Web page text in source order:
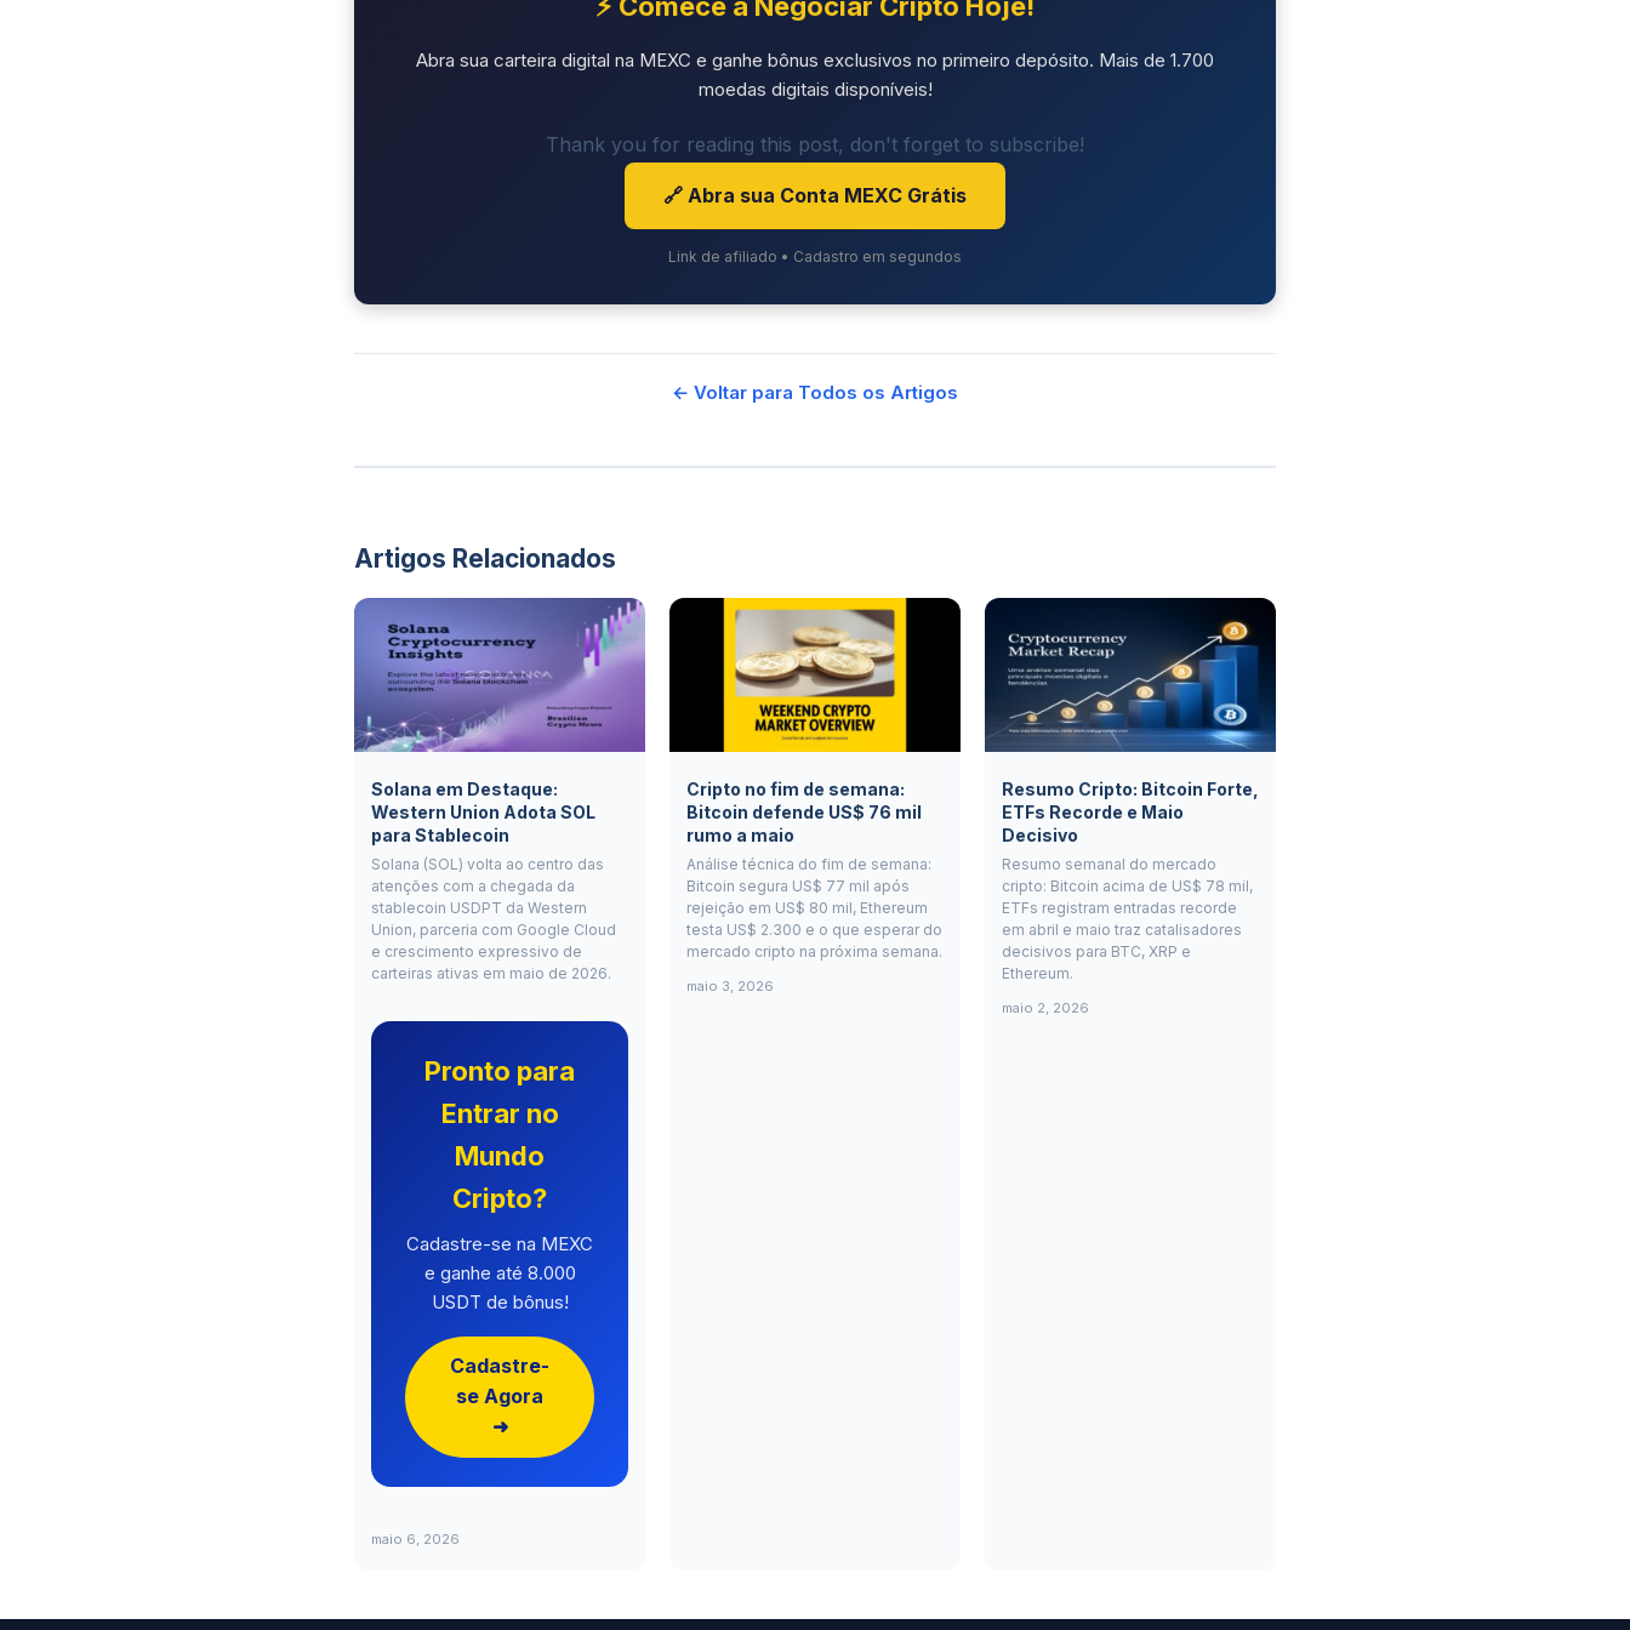
⚡ Comece a Negociar Cripto Hoje!
Abra sua carteira digital na MEXC e ganhe bônus exclusivos no primeiro depósito. Mais de 1.700
moedas digitais disponíveis!
Thank you for reading this post, don't forget to subscribe!
🔗 Abra sua Conta MEXC Grátis
Link de afiliado • Cadastro em segundos
← Voltar para Todos os Artigos
Artigos Relacionados
Solana em Destaque:
Western Union Adota SOL
para Stablecoin
Solana (SOL) volta ao centro das
atenções com a chegada da
stablecoin USDPT da Western
Union, parceria com Google Cloud
e crescimento expressivo de
carteiras ativas em maio de 2026.
Pronto para
Entrar no
Mundo
Cripto?
Cadastre-se na MEXC
e ganhe até 8.000
USDT de bônus!
Cadastre-
se Agora
➜
maio 6, 2026
Cripto no fim de semana:
Bitcoin defende US$ 76 mil
rumo a maio
Análise técnica do fim de semana:
Bitcoin segura US$ 77 mil após
rejeição em US$ 80 mil, Ethereum
testa US$ 2.300 e o que esperar do
mercado cripto na próxima semana.
maio 3, 2026
Resumo Cripto: Bitcoin Forte,
ETFs Recorde e Maio
Decisivo
Resumo semanal do mercado
cripto: Bitcoin acima de US$ 78 mil,
ETFs registram entradas recorde
em abril e maio traz catalisadores
decisivos para BTC, XRP e
Ethereum.
maio 2, 2026